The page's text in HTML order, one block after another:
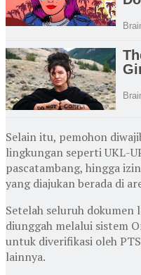
Selain itu, pemohon
lingkungan seperti UKL-
pascatambang, hingga
yang diajukan berada di
Setelah seluruh dokumen
diunggah melalui sistem
untuk diverifikasi oleh
lainnya.